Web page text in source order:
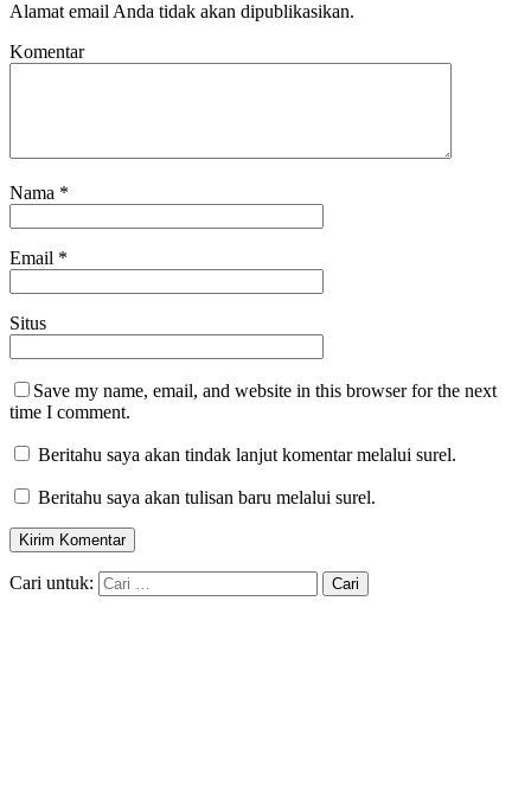
Alamat email Anda tidak akan dipublikasikan.
Komentar
Nama *
Email *
Situs
Save my name, email, and website in this browser for the next
time I comment.
Beritahu saya akan tindak lanjut komentar melalui surel.
Beritahu saya akan tulisan baru melalui surel.
Cari untuk: